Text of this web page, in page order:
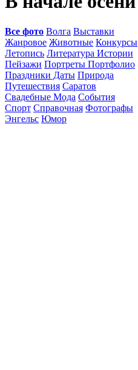
Все фото Волга Выставки
Жанровое Животные Конкурсы
Летопись Литература Истории
Пейзажи Портреты Портфолио
Праздники Даты Природа
Путешествия Саратов
Свадебные Мода События
Спорт Справочная Фотографы
Энгельс Юмор